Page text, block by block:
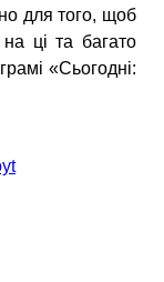
для того, щоб
ці та багато
«Сьогодні: